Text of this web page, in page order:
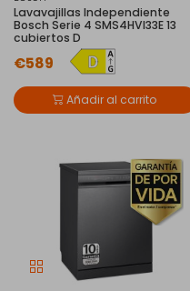
Lavavajillas Independiente
Bosch Serie 4 SMS4HVI33E 13
cubiertos D
€589
Añadir al carrito